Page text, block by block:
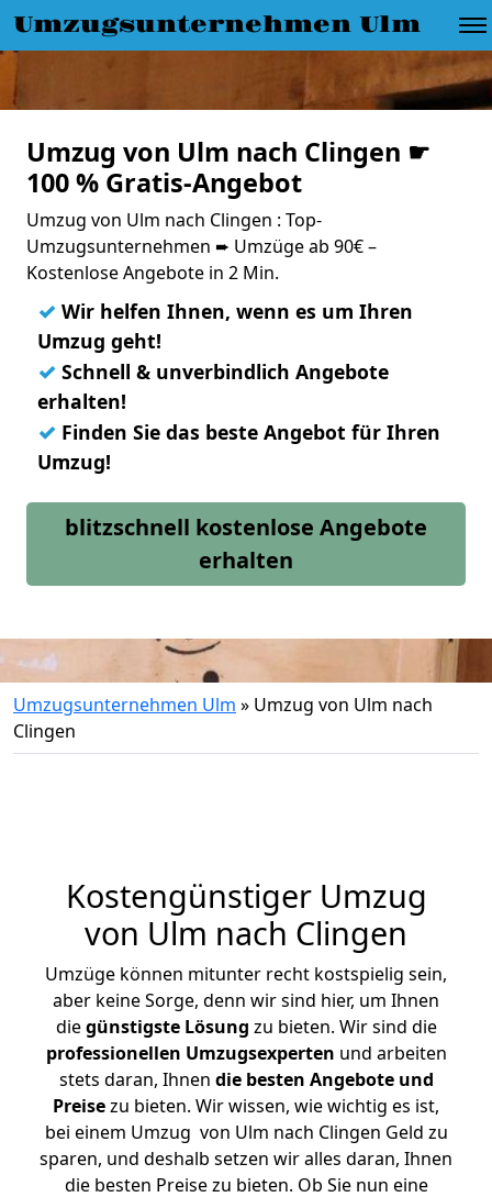
Umzugsunternehmen Ulm
Umzug von Ulm nach Clingen ☛
100 % Gratis-Angebot
Umzug von Ulm nach Clingen : Top-
Umzugsunternehmen ➨ Umzüge ab 90€ –
Kostenlose Angebote in 2 Min.
✓ Wir helfen Ihnen, wenn es um Ihren
Umzug geht!
✓ Schnell & unverbindlich Angebote
erhalten!
✓ Finden Sie das beste Angebot für Ihren
Umzug!
blitzschnell kostenlose Angebote
erhalten
Umzugsunternehmen Ulm » Umzug von Ulm nach
Clingen
Kostengünstiger Umzug
von Ulm nach Clingen
Umzüge können mitunter recht kostspielig sein,
aber keine Sorge, denn wir sind hier, um Ihnen
diegünstigste Lösung zu bieten. Wir sind die
professionellen Umzugsexperten und arbeiten
stets daran, Ihnen die besten Angebote und
Preisezu bieten. Wir wissen, wie wichtig es ist,
bei einem Umzug von Ulm nach Clingen Geld zu
sparen, und deshalb setzen wir alles daran, Ihnen
die besten Preise zu bieten. Ob Sie nun eine